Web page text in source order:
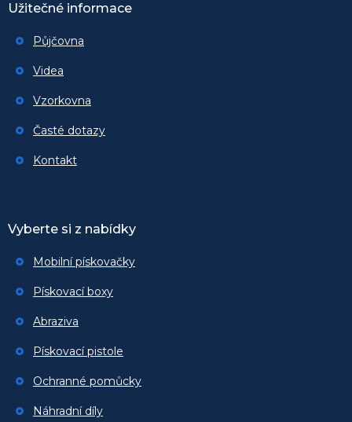
Užitečné informace
Půjčovna
Videa
Vzorkovna
Časté dotazy
Kontakt
Vyberte si z nabídky
Mobilní pískovačky
Pískovací boxy
Abraziva
Pískovací pistole
Ochranné pomůcky
Náhradní díly